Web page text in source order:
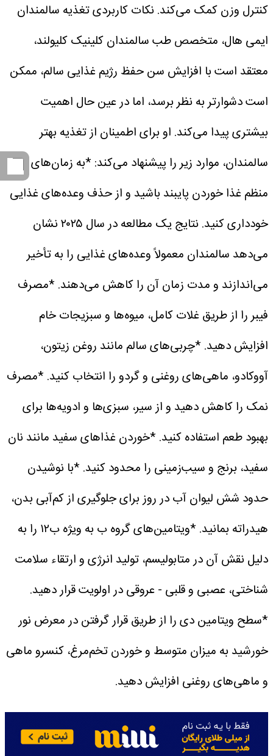
کنترل وزن کمک می‌کند. نکات کاربردی تغذیه سالمندان
ایمی هال، متخصص طب سالمندان کلینیک کلیولند،
معتقد است با افزایش سن حفظ رژیم غذایی سالم، ممکن
است دشوارتر به نظر برسد، اما در عین حال اهمیت
بیشتری پیدا می‌کند. او برای اطمینان از تغذیه بهتر
سالمندان، موارد زیر را پیشنهاد می‌کند: *به زمان‌های
منظم غذا خوردن پایبند باشید و از حذف وعده‌های غذایی
خودداری کنید. نتایج یک مطالعه در سال ۲۰۲۵ نشان
می‌دهد سالمندان معمولاً وعده‌های غذایی را به تأخیر
می‌اندازند و مدت زمان آن را کاهش می‌دهند. *مصرف
فیبر را از طریق غلات کامل، میوه‌ها و سبزیجات خام
افزایش دهید. *چربی‌های سالم مانند روغن زیتون،
آووکادو، ماهی‌های روغنی و گردو را انتخاب کنید. *مصرف
نمک را کاهش دهید و از سیر، سبزی‌ها و ادویه‌ها برای
بهبود طعم استفاده کنید. *خوردن غذاهای سفید مانند نان
سفید، برنج و سیب‌زمینی را محدود کنید. *با نوشیدن
حدود شش لیوان آب در روز برای جلوگیری از کم‌آبی بدن،
هیدراته بمانید.
*ویتامین‌های گروه ب به ویژه ب۱۲ را به
دلیل نقش آن در متابولیسم، تولید انرژی و ارتقاء سلامت
شناختی، عصبی و قلبی - عروقی در اولویت قرار دهید.
*سطح ویتامین دی را از طریق قرار گرفتن در معرض نور
خورشید به میزان متوسط ​​و خوردن تخم‌مرغ، کنسرو ماهی
و ماهی‌های روغنی افزایش دهید.